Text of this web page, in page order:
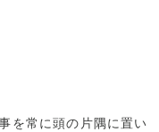
を常に頭の片隅に置い